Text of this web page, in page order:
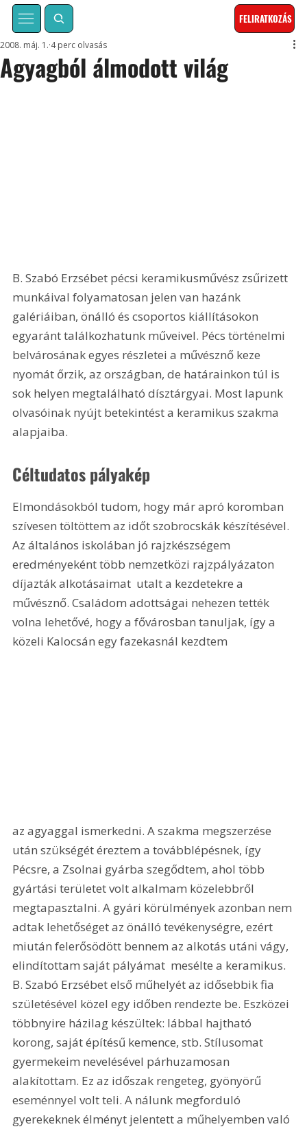
FELIRATKOZÁS
Agyagból álmodott világ
2008. máj. 1. 4 perc olvasás
B. Szabó Erzsébet pécsi keramikusművész zsűrizett
munkáival folyamatosan jelen van hazánk
galériáiban, önálló és csoportos kiállításokon
egyaránt találkozhatunk műveivel. Pécs történelmi
belvárosának egyes részletei a művésznő keze
nyomát őrzik, az országban, de határainkon túl is
sok helyen megtalálható dísztárgyai. Most lapunk
olvasóinak nyújt betekintést a keramikus szakma
alapjaiba.
Céltudatos pályakép
Elmondásokból tudom, hogy már apró koromban
szívesen töltöttem az időt szobrocskák készítésével.
Az általános iskolában jó rajzkészségem
eredményeként több nemzetközi rajzpályázaton
díjazták alkotásaimat  utalt a kezdetekre a
művésznő. Családom adottságai nehezen tették
volna lehetővé, hogy a fővárosban tanuljak, így a
közeli Kalocsán egy fazekasnál kezdtem
az agyaggal ismerkedni. A szakma megszerzése
után szükségét éreztem a továbblépésnek, így
Pécsre, a Zsolnai gyárba szegődtem, ahol több
gyártási területet volt alkalmam közelebbről
megtapasztalni. A gyári körülmények azonban nem
adtak lehetőséget az önálló tevékenységre, ezért
miután felerősödött bennem az alkotás utáni vágy,
elindítottam saját pályámat  mesélte a keramikus.
B. Szabó Erzsébet első műhelyét az idősebbik fia
születésével közel egy időben rendezte be. Eszközei
többnyire házilag készültek: lábbal hajtható
korong, saját építésű kemence, stb. Stílusomat
gyermekeim nevelésével párhuzamosan
alakítottam. Ez az időszak rengeteg, gyönyörű
eseménnyel volt teli. A nálunk megforduló
gyerekeknek élményt jelentett a műhelyemben való